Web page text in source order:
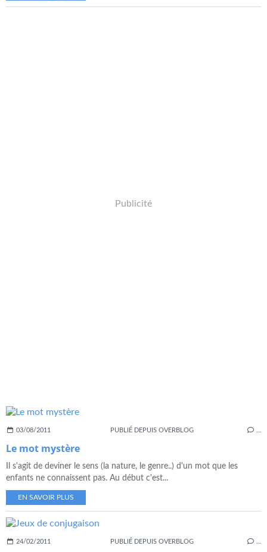
Publicité
03/08/2011 PUBLIÉ DEPUIS OVERBLOG
Le mot mystère
Il s'agit de deviner le sens (la nature, le genre..) d'un mot que les
enfants ne connaissent pas. Au début c'est...
EN SAVOIR PLUS
24/02/2011 PUBLIÉ DEPUIS OVERBLOG